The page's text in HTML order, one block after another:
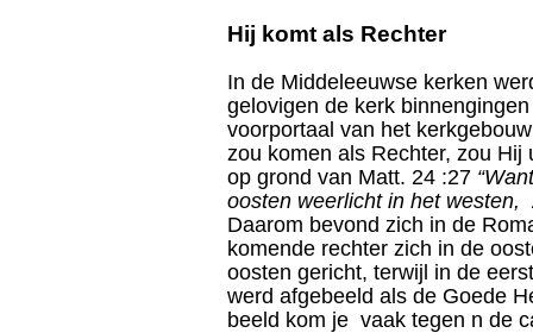
Hij komt als Rechter
In de Middeleeuwse kerken
gelovigen de kerk
voorportaal van het
zou komen als Rechter, zou
op grond van Matt. 24 :27
oosten weerlicht in het westen,
Daarom bevond zich in de
komende rechter zich in de
oosten gericht, terwijl in de
werd afgebeeld als de Goede
beeld kom je vaak tegen n de